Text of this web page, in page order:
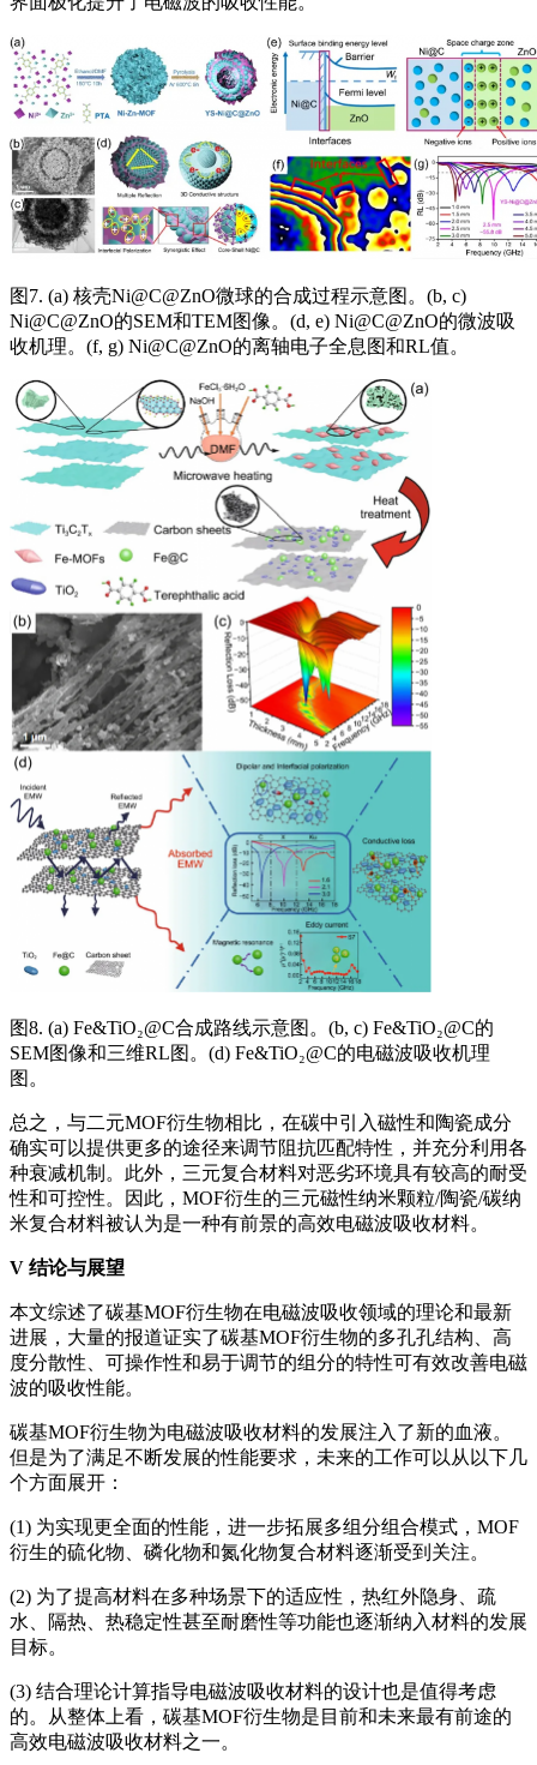
图7. (a) 核壳Ni@C@ZnO微球的合成过程示意图。(b, c)
Ni@C@ZnO的SEM和TEM图像。(d, e) Ni@C@ZnO的微波吸
收机理。(f, g) Ni@C@ZnO的离轴电子全息图和RL值。
图8. (a) Fe&TiO₂@C合成路线示意图。(b, c) Fe&TiO₂@C的
SEM图像和三维RL图。(d) Fe&TiO₂@C的电磁波吸收机理
图。
总之，与二元MOF衍生物相比，在碳中引入磁性和陶瓷成分
确实可以提供更多的途径来调节阻抗匹配特性，并充分利用各
种衰减机制。此外，三元复合材料对恶劣环境具有较高的耐受
性和可控性。因此，MOF衍生的三元磁性纳米颗粒/陶瓷/碳纳
米复合材料被认为是一种有前景的高效电磁波吸收材料。
V 结论与展望
本文综述了碳基MOF衍生物在电磁波吸收领域的理论和最新
进展，大量的报道证实了碳基MOF衍生物的多孔孔结构、高
度分散性、可操作性和易于调节的组分的特性可有效改善电磁
波的吸收性能。
碳基MOF衍生物为电磁波吸收材料的发展注入了新的血液。
但是为了满足不断发展的性能要求，未来的工作可以从以下几
个方面展开：
(1) 为实现更全面的性能，进一步拓展多组分组合模式，MOF
衍生的硫化物、磷化物和氮化物复合材料逐渐受到关注。
(2) 为了提高材料在多种场景下的适应性，热红外隐身、疏
水、隔热、热稳定性甚至耐磨性等功能也逐渐纳入材料的发展
目标。
(3) 结合理论计算指导电磁波吸收材料的设计也是值得考虑
的。从整体上看，碳基MOF衍生物是目前和未来最有前途的
高效电磁波吸收材料之一。